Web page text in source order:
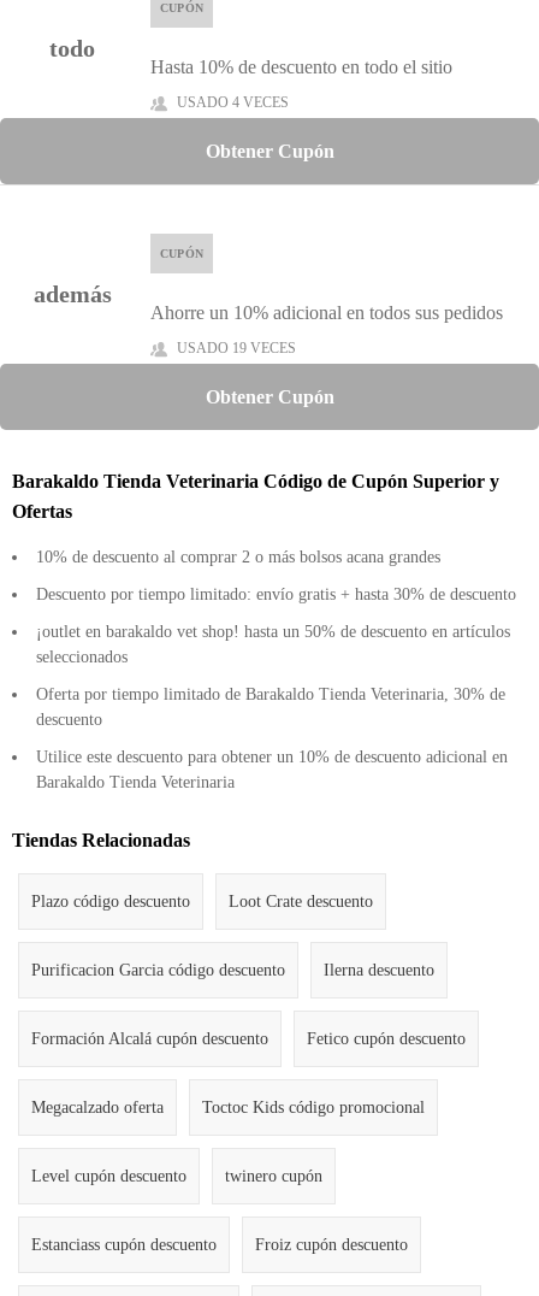
todo
CUPÓN
Hasta 10% de descuento en todo el sitio
USADO 4 VECES
Obtener Cupón
además
CUPÓN
Ahorre un 10% adicional en todos sus pedidos
USADO 19 VECES
Obtener Cupón
Barakaldo Tienda Veterinaria Código de Cupón Superior y
Ofertas
10% de descuento al comprar 2 o más bolsos acana grandes
Descuento por tiempo limitado: envío gratis + hasta 30% de descuento
¡outlet en barakaldo vet shop! hasta un 50% de descuento en artículos
seleccionados
Oferta por tiempo limitado de Barakaldo Tienda Veterinaria, 30% de
descuento
Utilice este descuento para obtener un 10% de descuento adicional en
Barakaldo Tienda Veterinaria
Tiendas Relacionadas
Plazo código descuento Loot Crate descuento
Purificacion Garcia código descuento Ilerna descuento
Formación Alcalá cupón descuento Fetico cupón descuento
Megacalzado oferta Toctoc Kids código promocional
Level cupón descuento twinero cupón
Estanciass cupón descuento Froiz cupón descuento